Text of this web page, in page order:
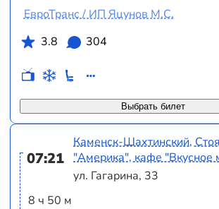
Выбрать билет
ЕвроТранс / ИП Яцунов М.С.
3.8
304
07:21
8 ч 50 м
Каменск-Шахтинский,
"Америка", кафе "Вкусное
ул. Гагарина, 33